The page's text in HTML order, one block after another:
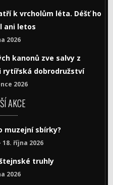
k vrcholům léta. Déšť ho
ani letos
2026
kanonů zve salvy z
rytířská dobrodružství
2026
AKCE
muzejní sbírky?
října 2026
truhly
2026